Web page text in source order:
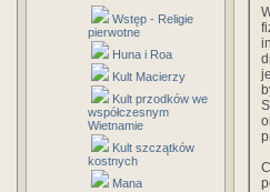
Wstęp - Religie
pierwotne
Huna i Roa
Kult Macierzy
Kult przodków we
współczesnym
Wietnamie
Kult szczątków
kostnych
Mana